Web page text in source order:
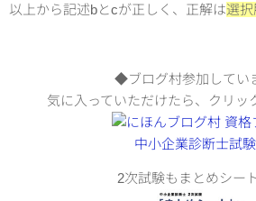
以上から記述bとcが正しく、正解は選択
◆ブログ村参加してい
気に入っていただけたら、クリッ
2次試験もまとめシー